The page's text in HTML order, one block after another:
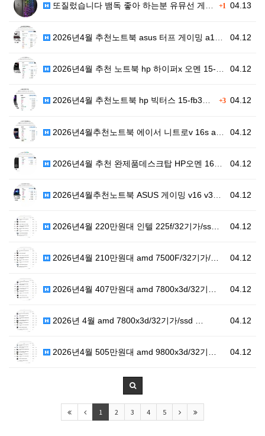
+1 04.13
또질렀습니다 뱀독 좋아 하는분 유뮤선 게이밍 75%배열…
04.12
2026년4월 추천노트북 asus 터프 게이밍 a16 …
04.12
2026년4월 추천 노트북 hp 하이퍼x 오멘 15-g…
+304.12
2026년4월 추천노트북 hp 빅터스 15-fb3110…
04.12
2026년4월추천노트북 에이서 니트로v 16s ai a…
04.12
2026년4월 추천 완제품데스크탑 HP오멘 16L tg…
04.12
2026년4월추천노트북 ASUS 게이밍 v16 v360…
04.12
2026년4월 220만원대 인텔 225f/32기가/ss…
04.12
2026년4월 210만원대 amd 7500F/32기가/…
04.12
2026년4월 407만원대 amd 7800x3d/32기…
04.12
2026년 4월 amd 7800x3d/32기가/ssd …
04.12
2026년4월 505만원대 amd 9800x3d/32기…
1 2 3 4 5